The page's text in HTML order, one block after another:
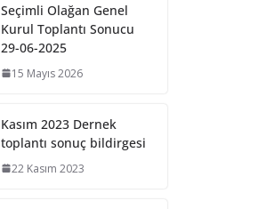
Seçimli Olağan Genel
Kurul Toplantı Sonucu
29-06-2025
15 Mayıs 2026
Kasım 2023 Dernek
toplantı sonuç bildirgesi
22 Kasım 2023